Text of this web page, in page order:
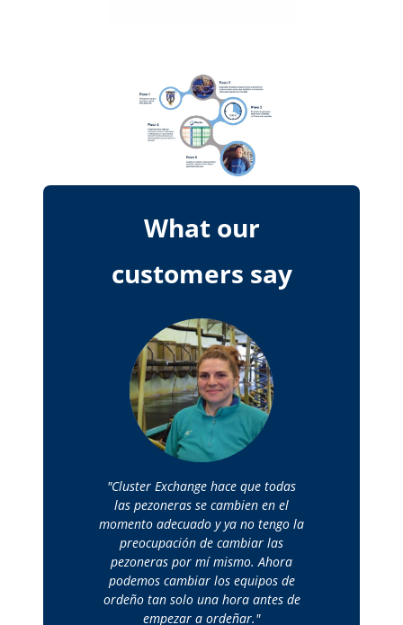
What our
customers say
Cluster Exchange hace que todas
las pezoneras se cambien en el
momento adecuado y ya no tengo la
preocupación de cambiar las
pezoneras por mí mismo. Ahora
podemos cambiar los equipos de
ordeño tan solo una hora antes de
empezar a ordeñar.